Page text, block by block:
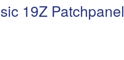
19Z Patchpanel